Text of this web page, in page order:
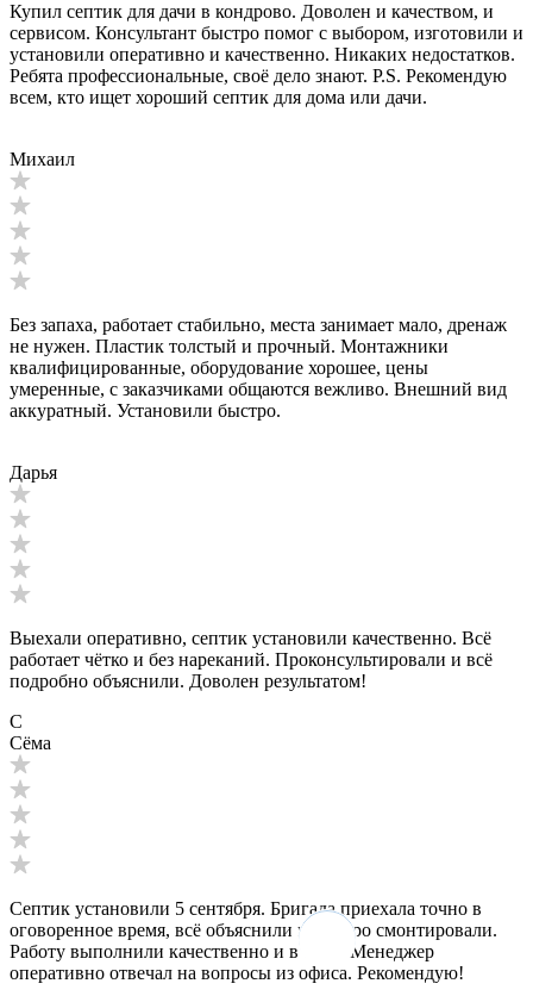
Купил септик для дачи в кондрово. Доволен и качеством, и
сервисом. Консультант быстро помог с выбором, изготовили и
установили оперативно и качественно. Никаких недостатков.
Ребята профессиональные, своё дело знают. P.S. Рекомендую
всем, кто ищет хороший септик для дома или дачи.
Михаил
Без запаха, работает стабильно, места занимает мало, дренаж
не нужен. Пластик толстый и прочный. Монтажники
квалифицированные, оборудование хорошее, цены
умеренные, с заказчиками общаются вежливо. Внешний вид
аккуратный. Установили быстро.
Дарья
Выехали оперативно, септик установили качественно. Всё
работает чётко и без нареканий. Проконсультировали и всё
подробно объяснили. Доволен результатом!
С
Сёма
Септик установили 5 сентября. Бригада приехала точно в
оговоренное время, всё объяснили и быстро смонтировали.
Работу выполнили качественно и в срок. Менеджер
оперативно отвечал на вопросы из офиса. Рекомендую!